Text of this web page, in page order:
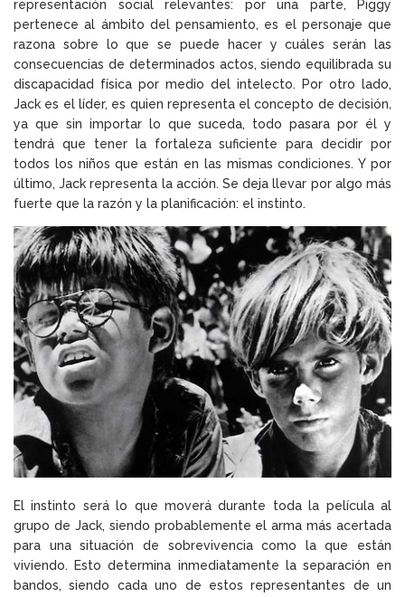
representación social relevantes: por una parte, Piggy
pertenece al ámbito del pensamiento, es el personaje que
razona sobre lo que se puede hacer y cuáles serán las
consecuencias de determinados actos, siendo equilibrada su
discapacidad física por medio del intelecto. Por otro lado,
Jack es el líder, es quien representa el concepto de decisión,
ya que sin importar lo que suceda, todo pasara por él y
tendrá que tener la fortaleza suficiente para decidir por
todos los niños que están en las mismas condiciones. Y por
último, Jack representa la acción. Se deja llevar por algo más
fuerte que la razón y la planificación: el instinto.
El instinto será lo que moverá durante toda la película al
grupo de Jack, siendo probablemente el arma más acertada
para una situación de sobrevivencia como la que están
viviendo. Esto determina inmediatamente la separación en
bandos, siendo cada uno de estos representantes de un